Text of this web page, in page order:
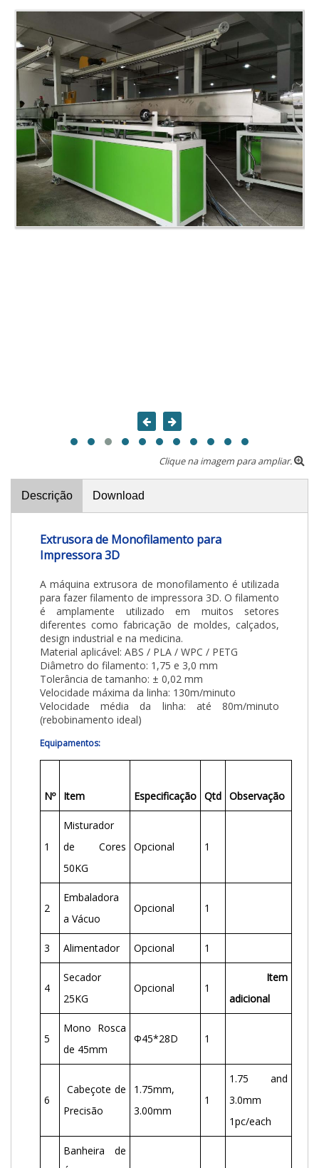
Clique na imagem para ampliar.
Descrição Download
Extrusora de Monofilamento para
Impressora 3D
A máquina extrusora de monofilamento é utilizada
para fazer filamento de impressora 3D. O filamento
é amplamente utilizado em muitos setores
diferentes como fabricação de moldes, calçados,
design industrial e na medicina.
Material aplicável: ABS / PLA / WPC / PETG
Diâmetro do filamento: 1,75 e 3,0 mm
Tolerância de tamanho: ± 0,02 mm
Velocidade máxima da linha: 130m/minuto
Velocidade média da linha: até 80m/minuto
(rebobinamento ideal)
Equipamentos:
Nº Item Especificação Qtd Observação
1
Misturador
de Cores
50KG
Opcional 1
2
Embaladora
a Vácuo
Opcional 1
3 Alimentador Opcional 1
4
Secador
25KG
Opcional 1
Item
adicional
5
Mono Rosca
de 45mm
Φ45*28D 1
6
Cabeçote de
Precisão
1.75mm,
3.00mm
1
1.75 and
3.0mm
1pc/each
Banheira de